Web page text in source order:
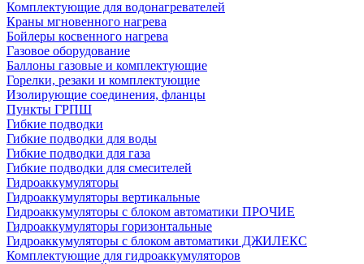
Комплектующие для водонагревателей
Краны мгновенного нагрева
Бойлеры косвенного нагрева
Газовое оборудование
Баллоны газовые и комплектующие
Горелки, резаки и комплектующие
Изолирующие соединения, фланцы
Пункты ГРПШ
Гибкие подводки
Гибкие подводки для воды
Гибкие подводки для газа
Гибкие подводки для смесителей
Гидроаккумуляторы
Гидроаккумуляторы вертикальные
Гидроаккумуляторы с блоком автоматики ПРОЧИЕ
Гидроаккумуляторы горизонтальные
Гидроаккумуляторы с блоком автоматики ДЖИЛЕКС
Комплектующие для гидроаккумуляторов